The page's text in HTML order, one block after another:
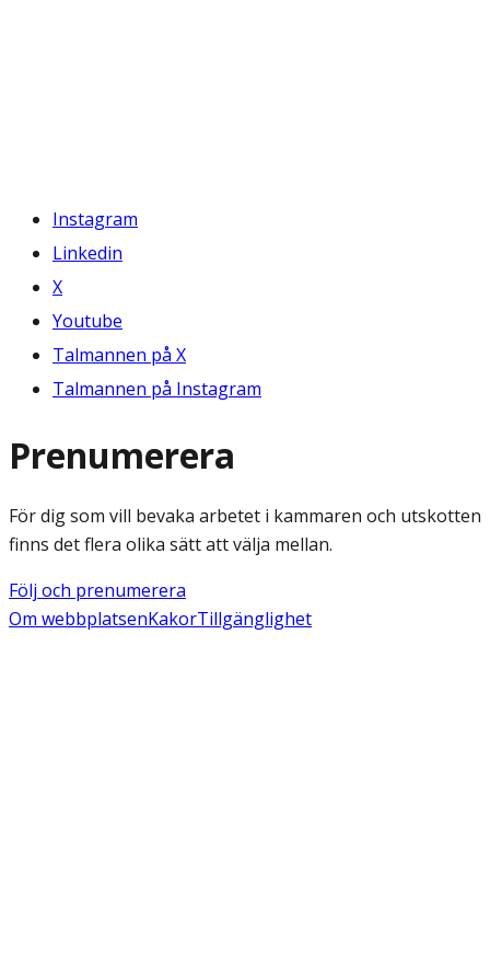
Instagram
Linkedin
X
Youtube
Talmannen på X
Talmannen på Instagram
Prenumerera
För dig som vill bevaka arbetet i kammaren och utskotten
finns det flera olika sätt att välja mellan.
Följ och prenumerera
Om webbplatsenKakorTillgänglighet